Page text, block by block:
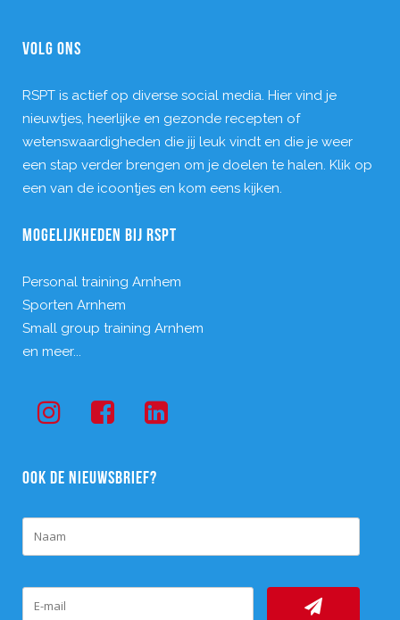
VOLG ONS
RSPT is actief op diverse social media. Hier vind je
nieuwtjes, heerlijke en gezonde recepten of
wetenswaardigheden die jij leuk vindt en die je weer
een stap verder brengen om je doelen te halen. Klik op
een van de icoontjes en kom eens kijken.
MOGELIJKHEDEN BIJ RSPT
Personal training Arnhem
Sporten Arnhem
Small group training Arnhem
en meer...
OOK DE NIEUWSBRIEF?